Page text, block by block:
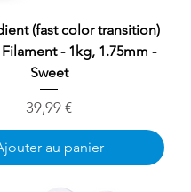
(fast color transition)
Filament - 1kg, 1.75mm -
Sweet
Prix
39,99 €
au panier